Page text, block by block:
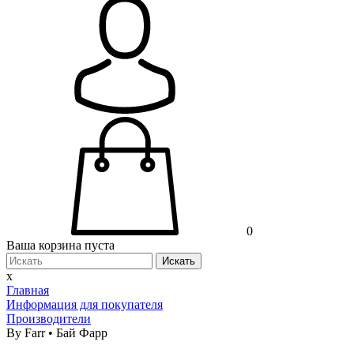
0
Ваша корзина пуста
Искать
x
Главная
Информация для покупателя
Производители
By Farr • Бай Фарр